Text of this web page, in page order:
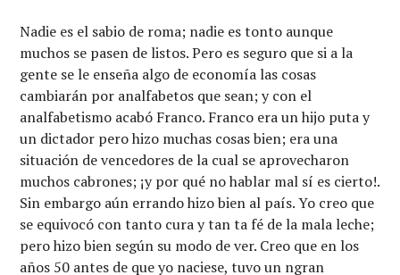
Nadie es el sabio de roma; nadie es tonto aunque
muchos se pasen de listos. Pero es seguro que si a la
gente se le enseña algo de economía las cosas
cambiarán por analfabetos que sean; y con el
analfabetismo acabó Franco. Franco era un hijo puta y
un dictador pero hizo muchas cosas bien; era una
situación de vencedores de la cual se aprovecharon
muchos cabrones; ¡y por qué no hablar mal sí es cierto!.
Sin embargo aún errando hizo bien al país. Yo creo que
se equivocó con tanto cura y tan ta fé de la mala leche;
pero hizo bien según su modo de ver. Creo que en los
años 50 antes de que yo naciese, tuvo un ngran